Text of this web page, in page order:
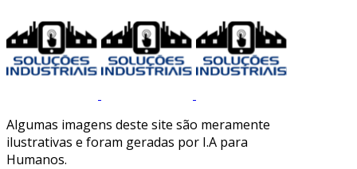
Algumas imagens deste site são meramente
ilustrativas e foram geradas por I.A para
Humanos.